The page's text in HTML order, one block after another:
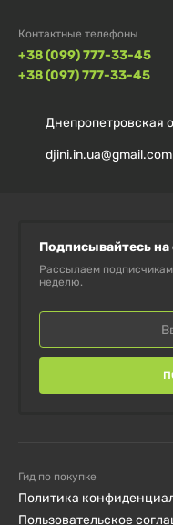
209 mg серина,
71 mg триптофана,
272 mg треонина,
134 mg тирозина,
Состав препарата:
сывороточного типа,
Только для
беременности,
или при наличии
Продукт может
Контактные телефоны
+38 (099) 777-33-45
+38 (097) 777-33-45
Днепропетровская
djini.in.ua@gmail.com
Подписывайтесь на
Рассылаем
неделю.
Гид по покупке
Политика
Пользовательское